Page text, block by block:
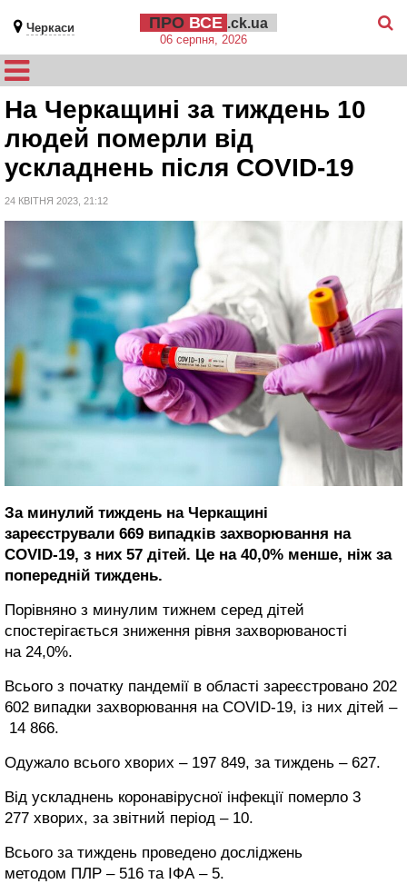
Черкаси ПРО ВСЕ .ck.ua
06 серпня, 2026
На Черкащині за тиждень 10
людей померли від
ускладнень після COVID-19
24 КВІТНЯ 2023, 21:12
За минулий тиждень на Черкащині
зареєстрували 669 випадків захворювання на
COVID-19, з них 57 дітей. Це на 40,0% менше, ніж за
попередній тиждень.
Порівняно з минулим тижнем серед дітей
спостерігається зниження рівня захворюваності
на 24,0%.
Всього з початку пандемії в області зареєстровано 202
602 випадки захворювання на COVID-19, із них дітей –
14 866.
Одужало всього хворих – 197 849, за тиждень – 627.
Від ускладнень коронавірусної інфекції померло 3
277 хворих, за звітний період – 10.
Всього за тиждень проведено досліджень
методом ПЛР – 516 та ІФА – 5.